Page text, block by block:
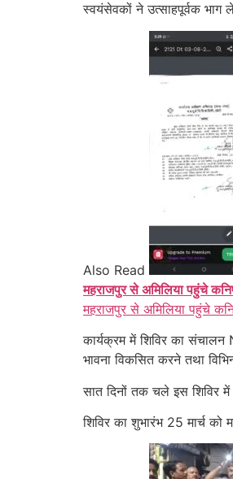
स्वयंसेवकों ने उत्साहपूर्वक
Also Read
महराजपुर से अमिलिया पहुंचे
महराजपुर से अमिलिया पहुंचे
कार्यक्रम में शिविर का संचालन
भावना विकसित करने तथा
सात दिनों तक चले इस शिविर में
शिविर का शुभारंभ 25 मार्च को